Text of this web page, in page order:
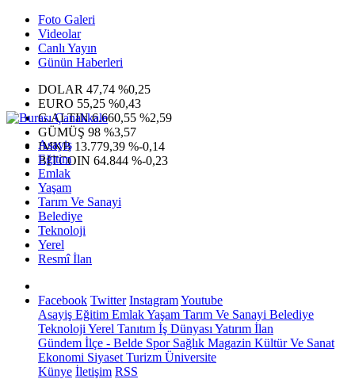
Foto Galeri
Videolar
Canlı Yayın
Günün Haberleri
DOLAR 47,74 %0,25
EURO 55,25 %0,43
G.ALTIN6.660,55 %2,59
GÜMÜŞ 98 %3,57
IMKB 13.779,39 %-0,14
BITCOIN 64.844 %-0,23
Asayiş
Eğitim
Emlak
Yaşam
Tarım Ve Sanayi
Belediye
Teknoloji
Yerel
Resmî İlan
Facebook Twitter InstagramYoutube
Asayiş Eğitim EmlakYaşam Tarım Ve Sanayi Belediye
Teknoloji Yerel Tanıtım İş Dünyası Yatırım İlan
Gündem İlçe - Belde SporSağlık Magazin Kültür Ve Sanat
Ekonomi Siyaset Turizm Üniversite
Künye İletişim RSS